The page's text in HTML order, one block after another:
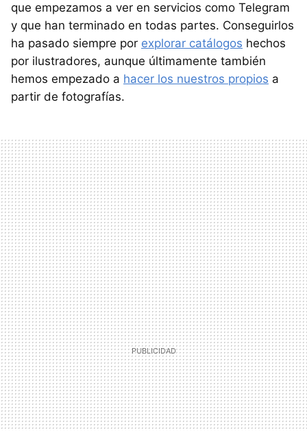
que empezamos a ver en servicios como Telegram
y que han terminado en todas partes. Conseguirlos
ha pasado siempre por explorar catálogos hechos
por ilustradores, aunque últimamente también
hemos empezado a hacer los nuestros propios a
partir de fotografías.